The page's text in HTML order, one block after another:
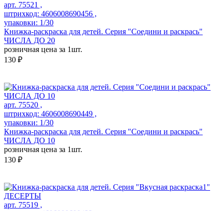
арт. 75521 ,
штрихкод: 4606008690456 ,
упаковки: 1/30
Книжка-раскраска для детей. Серия "Соедини и раскрась"
ЧИСЛА ДО 20
розничная цена за 1шт.
130 ₽
арт. 75520 ,
штрихкод: 4606008690449 ,
упаковки: 1/30
Книжка-раскраска для детей. Серия "Соедини и раскрась"
ЧИСЛА ДО 10
розничная цена за 1шт.
130 ₽
арт. 75519 ,